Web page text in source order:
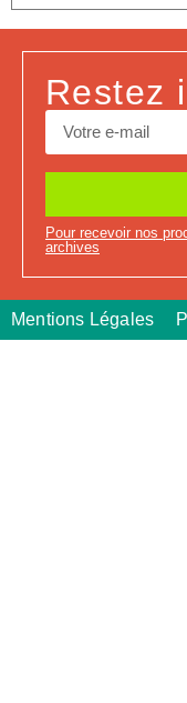
Restez
Pour recevoir nos
archives
Mentions Légales